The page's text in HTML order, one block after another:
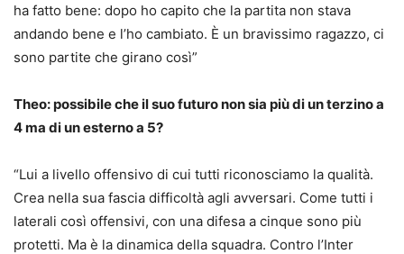
ha fatto bene: dopo ho capito che la partita non stava
andando bene e l’ho cambiato. È un bravissimo ragazzo, ci
sono partite che girano così”
Theo: possibile che il suo futuro non sia più di un terzino a
4 ma di un esterno a 5?
“Lui a livello offensivo di cui tutti riconosciamo la qualità.
Crea nella sua fascia difficoltà agli avversari. Come tutti i
laterali così offensivi, con una difesa a cinque sono più
protetti. Ma è la dinamica della squadra. Contro l’Inter